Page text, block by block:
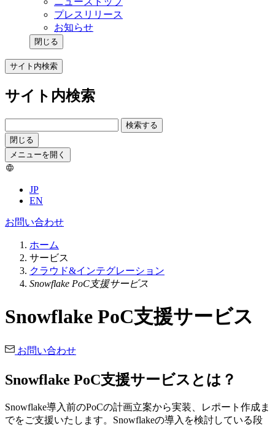
プレスリリース
お知らせ
閉じる
サイト内検索
サイト内検索
検索する
閉じる
メニューを開く
JP
EN
お問い合わせ
ホーム
サービス
クラウド&インテグレーション
Snowflake PoC支援サービス
Snowflake PoC支援サービス
お問い合わせ
Snowflake PoC支援サービスとは？
Snowflake導入前のPoCの計画立案から実装、レポート作成ま
でをご支援いたします。Snowflakeの導入を検討している段